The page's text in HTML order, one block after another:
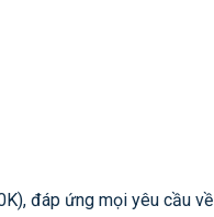
đáp ứng mọi yêu cầu về